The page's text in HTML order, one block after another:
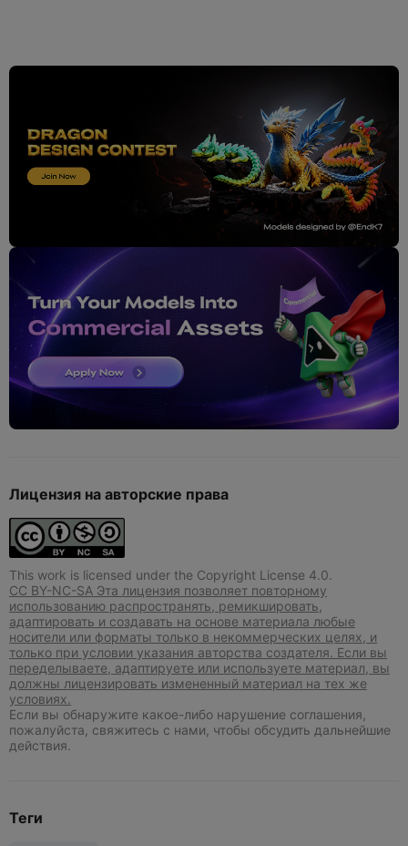
Лицензия на авторские права
This work is licensed under the Copyright License 4.0.
CC BY-NC-SA Эта лицензия позволяет повторному
использованию распространять, ремикшировать,
адаптировать и создавать на основе материала любые
носители или форматы только в некоммерческих целях, и
только при условии указания авторства создателя. Если вы
переделываете, адаптируете или используете материал, вы
должны лицензировать измененный материал на тех же
условиях.
Если вы обнаружите какое-либо нарушение соглашения,
пожалуйста, свяжитесь с нами, чтобы обсудить дальнейшие
действия.
Теги